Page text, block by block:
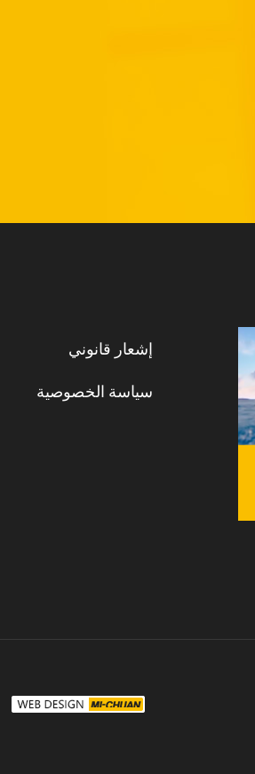
إشعار قانوني
سياسة الخصوصية